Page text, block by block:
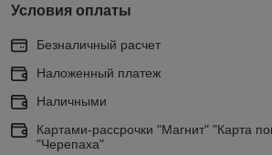
Условия оплаты
Безналичный расчет
Наложенный платеж
Наличными
Картами-рассрочки "Магнит" "Карта
"Черепаха"